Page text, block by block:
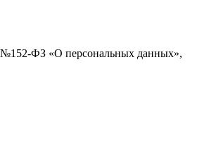
№152-ФЗ «О персональных данных»,